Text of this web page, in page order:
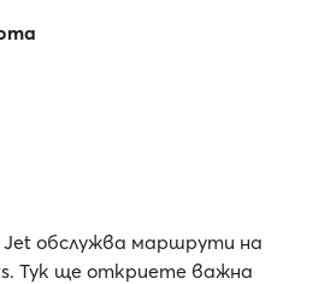
обслужва маршрути на
Тук ще откриете важна